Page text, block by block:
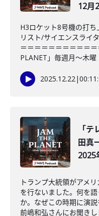
12月
H3ロケット8号機の打
リスト/サイエンスライ
＝＝＝＝＝＝＝＝＝＝
PLANET」毎週月～木曜
2025.12.22|
「
田真
2025
トランプ大統領がアメ
を行ないました。何を
か。なぜこの時期に演
前嶋和弘さんにお聞き